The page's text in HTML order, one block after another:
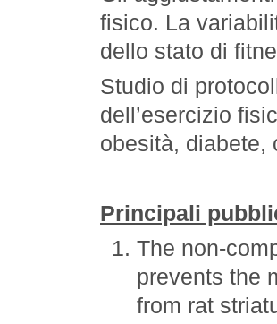
fisico. La
dello stato di
Studio di
dell’esercizio
obesità, diabete,
Principali
The non-
prevents the
from rat